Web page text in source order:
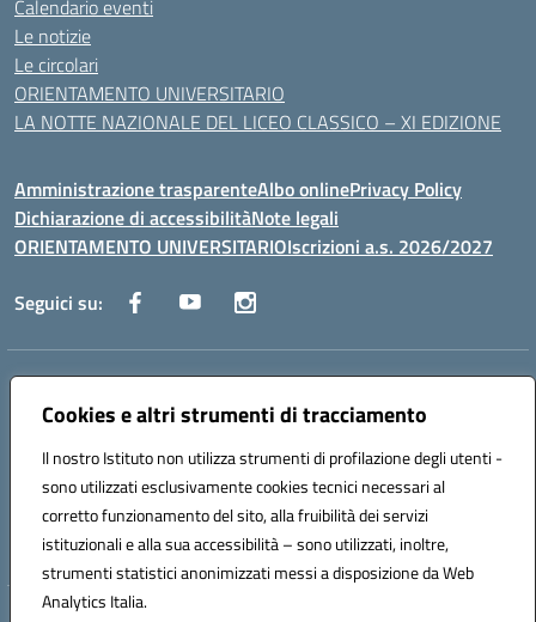
Cookies e altri strumenti di tracciamento
Il nostro Istituto non utilizza strumenti di profilazione degli utenti -
sono utilizzati esclusivamente cookies tecnici necessari al
corretto funzionamento del sito, alla fruibilità dei servizi
istituzionali e alla sua accessibilità – sono utilizzati, inoltre,
strumenti statistici anonimizzati messi a disposizione da Web
Analytics Italia.
Calendario eventi
Le notizie
Le circolari
ORIENTAMENTO UNIVERSITARIO
LA NOTTE NAZIONALE DEL LICEO CLASSICO – XI EDIZIONE
Amministrazione trasparenteAlbo onlinePrivacy Policy
Dichiarazione di accessibilitàNote legali
ORIENTAMENTO UNIVERSITARIOIscrizioni a.s. 2026/2027
Seguici su:
Indirizzo:
Centralino:0882 331218 Email:fgps210002@istruzione.it
Codice fiscale: 93071630714
Codice meccanografico:
FGPS210002
Codice unico di fatturazione (CUF): UF7W9K